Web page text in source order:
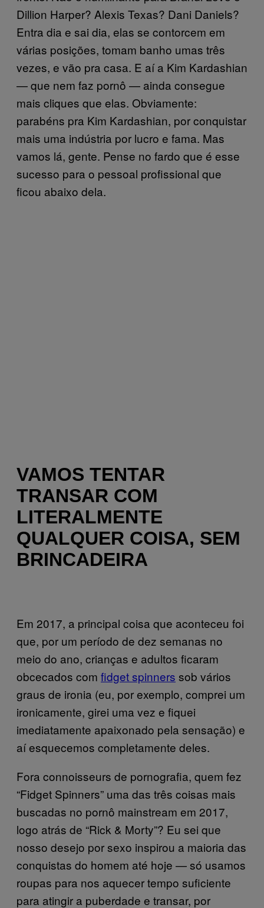
Dillion Harper? Alexis Texas? Dani Daniels?
Entra dia e sai dia, elas se contorcem em
várias posições, tomam banho umas três
vezes, e vão pra casa. E aí a Kim Kardashian
— que nem faz pornô — ainda consegue
mais cliques que elas. Obviamente:
parabéns pra Kim Kardashian, por conquistar
mais uma indústria por lucro e fama. Mas
vamos lá, gente. Pense no fardo que é esse
sucesso para o pessoal profissional que
ficou abaixo dela.
VAMOS TENTAR
TRANSAR COM
LITERALMENTE
QUALQUER COISA, SEM
BRINCADEIRA
Em 2017, a principal coisa que aconteceu foi
que, por um período de dez semanas no
meio do ano, crianças e adultos ficaram
obcecados com fidget spinners sob vários
graus de ironia (eu, por exemplo, comprei um
ironicamente, girei uma vez e fiquei
imediatamente apaixonado pela sensação) e
aí esquecemos completamente deles.
Fora connoisseurs de pornografia, quem fez
“Fidget Spinners” uma das três coisas mais
buscadas no pornô mainstream em 2017,
logo atrás de “Rick & Morty”? Eu sei que
nosso desejo por sexo inspirou a maioria das
conquistas do homem até hoje — só usamos
roupas para nos aquecer tempo suficiente
para atingir a puberdade e transar, por